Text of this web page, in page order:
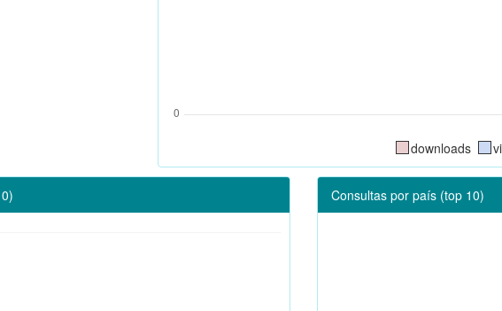
downloads
Consultas por país (top 10)